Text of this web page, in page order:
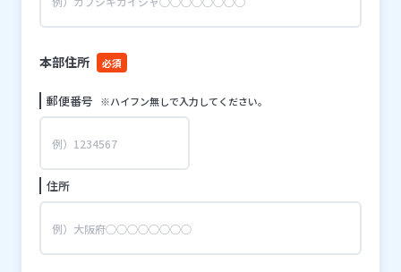
本部住所 必須
郵便番号 ※ハイフン無しで入力してください。
住所